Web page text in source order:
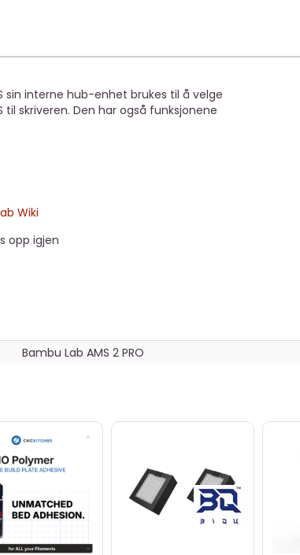
sin interne hub-enhet brukes til å velge
skriveren. Den har også funksjonene
Wiki
opp igjen
Bambu Lab AMS 2 PRO